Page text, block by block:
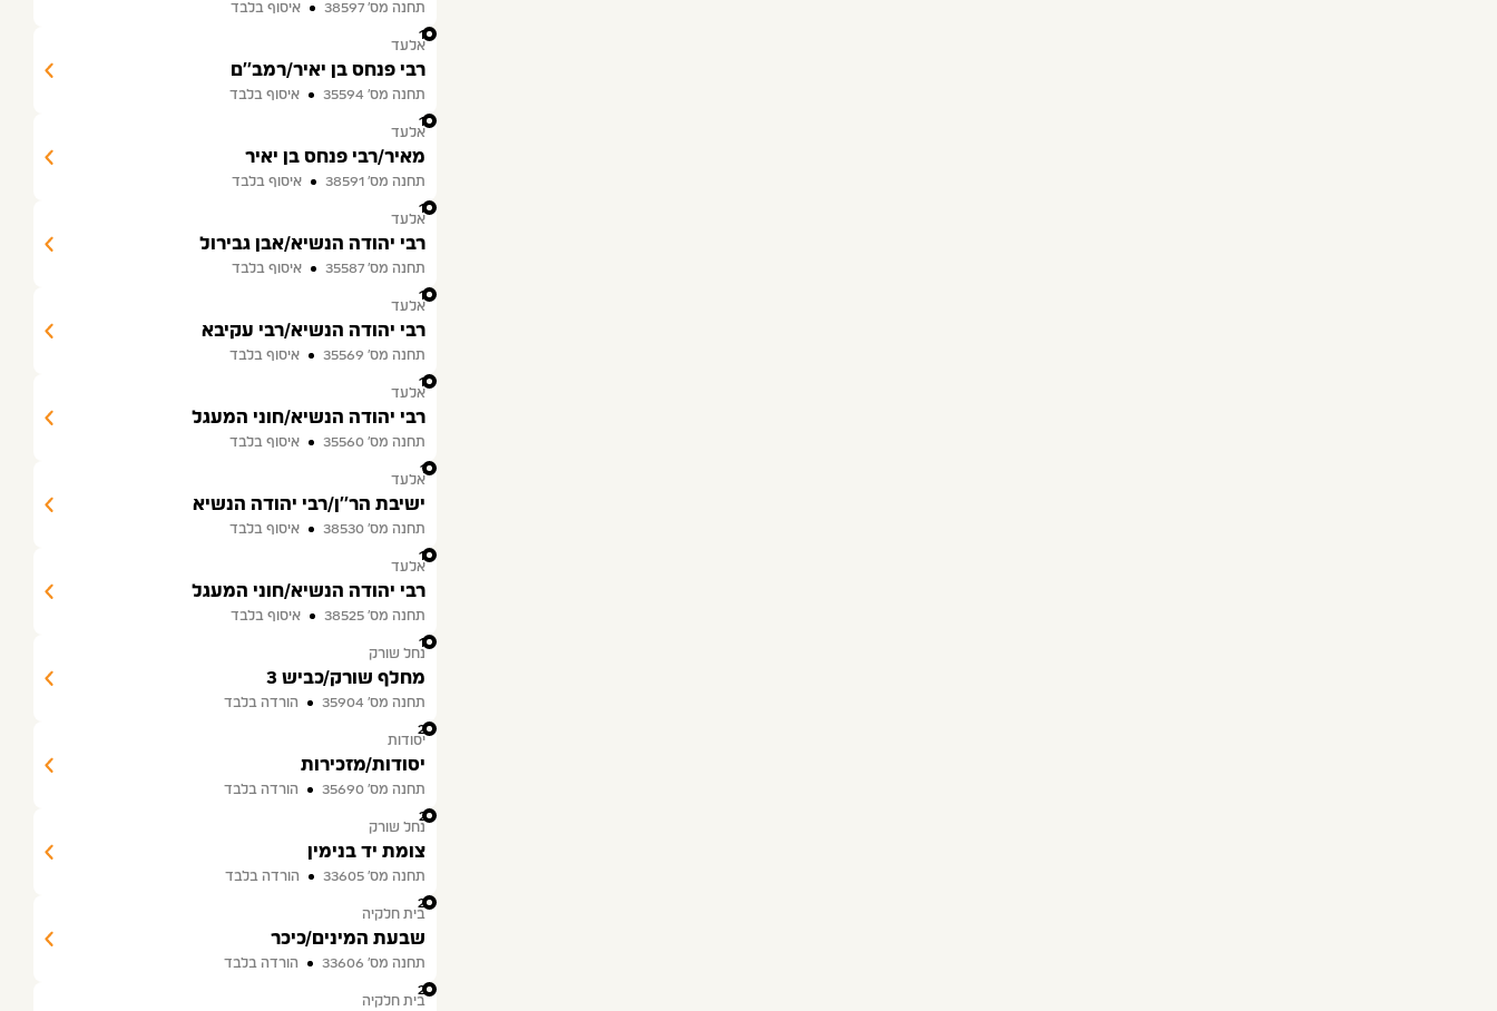
תחנה מס׳ 38597
איסוף בלבד
12
אלעד
רבי פנחס בן יאיר/רמב''ם
תחנה מס׳ 35594
איסוף בלבד
13
אלעד
מאיר/רבי פנחס בן יאיר
תחנה מס׳ 38591
איסוף בלבד
14
אלעד
רבי יהודה הנשיא/אבן גבירול
תחנה מס׳ 35587
איסוף בלבד
15
אלעד
רבי יהודה הנשיא/רבי עקיבא
תחנה מס׳ 35569
איסוף בלבד
16
אלעד
רבי יהודה הנשיא/חוני המעגל
תחנה מס׳ 35560
איסוף בלבד
17
אלעד
ישיבת הר''ן/רבי יהודה הנשיא
תחנה מס׳ 38530
איסוף בלבד
18
אלעד
רבי יהודה הנשיא/חוני המעגל
תחנה מס׳ 38525
איסוף בלבד
19
נחל שורק
מחלף שורק/כביש 3
תחנה מס׳ 35904
הורדה בלבד
20
יסודות
יסודות/מזכירות
תחנה מס׳ 35690
הורדה בלבד
21
נחל שורק
צומת יד בנימין
תחנה מס׳ 33605
הורדה בלבד
22
בית חלקיה
שבעת המינים/כיכר
תחנה מס׳ 33606
הורדה בלבד
23
בית חלקיה